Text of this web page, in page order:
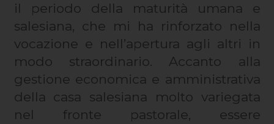
il periodo della maturità umana e
salesiana, che mi ha rinforzato nella
vocazione e nell’apertura agli altri in
modo straordinario. Accanto alla
gestione economica e amministrativa
della casa salesiana molto variegata
nel fronte pastorale, essere